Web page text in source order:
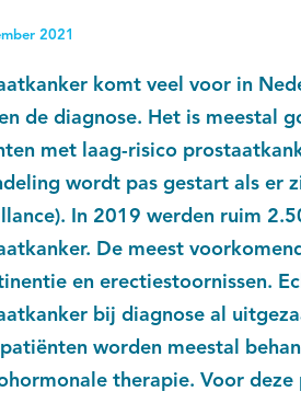
2021
komt veel voor in
de diagnose. Het is meestal
met laag-risico
wordt pas gestart als er
In 2019 werden ruim
De meest
en erectiestoornissen.
bij diagnose al
patiënten worden meestal
therapie. Voor